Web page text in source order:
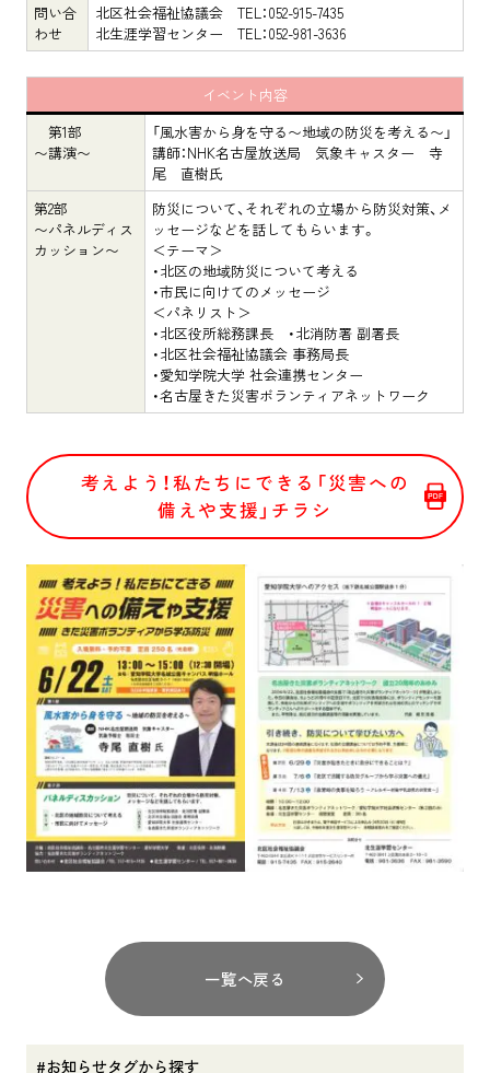
問い合
わせ
北区社会福祉協議会 TEL：052-915-7435
北生涯学習センター TEL：052-981-3636
イベント内容
第1部
〜講演〜
「風水害から身を守る〜地域の防災を考える〜」
講師：NHK名古屋放送局 気象キャスター 寺
尾 直樹氏
第2部
〜パネルディス
カッション〜
防災について、それぞれの立場から防災対策、メ
ッセージなどを話してもらいます。
＜テーマ＞
・北区の地域防災について考える
・市民に向けてのメッセージ
＜パネリスト＞
・北区役所総務課長 ・北消防署 副署長
・北区社会福祉協議会 事務局長
・愛知学院大学 社会連携センター
・名古屋きた災害ボランティアネットワーク
考えよう！私たちにできる「災害への
備えや支援」チラシ
一覧へ戻る
#お知らせタグから探す